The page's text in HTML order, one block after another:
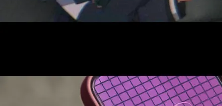
SUPPORT ADVERTISING
OFFICIAL SHOP